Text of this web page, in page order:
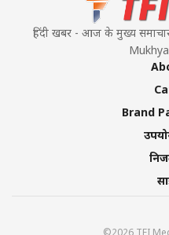
हिंदी खबर - आज के मुख्य
Brand